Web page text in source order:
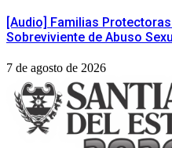
[Audio] Familias
Sobreviviente de Abuso
7 de agosto de 2026